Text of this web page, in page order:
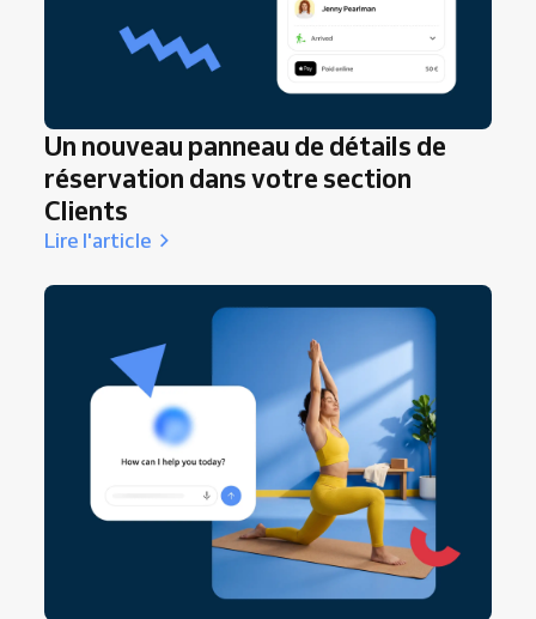
Un nouveau panneau de détails de
réservation dans votre section
Clients
Lire l'article